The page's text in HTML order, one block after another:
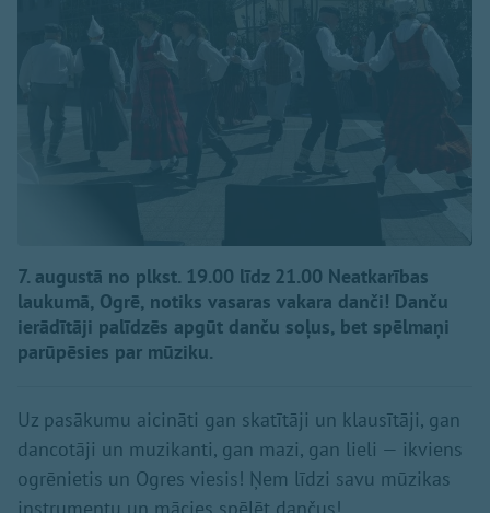
7. augustā no plkst. 19.00 līdz 21.00 Neatkarības
laukumā, Ogrē, notiks vasaras vakara danči! Danču
ierādītāji palīdzēs apgūt danču soļus, bet spēlmaņi
parūpēsies par mūziku.
Uz pasākumu aicināti gan skatītāji un klausītāji, gan
dancotāji un muzikanti, gan mazi, gan lieli — ikviens
ogrēnietis un Ogres viesis! Ņem līdzi savu mūzikas